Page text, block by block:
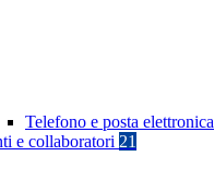
Telefono e posta elettronica
e collaboratori 21